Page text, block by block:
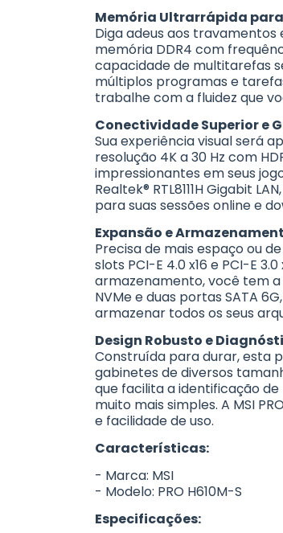
Memória Ultrarrápida
Diga adeus aos travamentos
memória DDR4 com
capacidade de multitarefas
múltiplos programas e
trabalhe com a fluidez que
Conectividade Superior e
Sua experiência visual será
resolução 4K a 30 Hz com
impressionantes em seus
Realtek® RTL8111H Gigabit
para suas sessões online e
Expansão e
Precisa de mais espaço ou
slots PCI-E 4.0 x16 e PCI-E
armazenamento, você tem a
NVMe e duas portas SATA
armazenar todos os seus
Design Robusto e
Construída para durar, esta
gabinetes de diversos
que facilita a identificação
muito mais simples. A MSI
e facilidade de uso.
Características:
- Marca: MSI
- Modelo: PRO H610M-S
Especificações: